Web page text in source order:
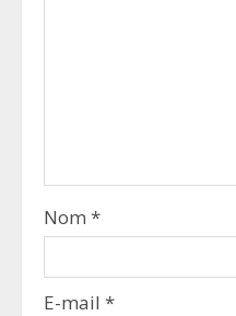
Nom *
E-mail *